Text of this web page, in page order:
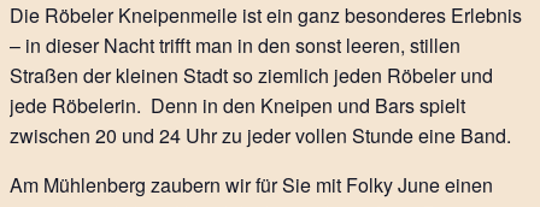
Die Röbeler Kneipenmeile ist ein ganz besonderes Erlebnis
– in dieser Nacht trifft man in den sonst leeren, stillen
Straßen der kleinen Stadt so ziemlich jeden Röbeler und
jede Röbelerin. Denn in den Kneipen und Bars spielt
zwischen 20 und 24 Uhr zu jeder vollen Stunde eine Band.
Am Mühlenberg zaubern wir für Sie mit Folky June einen